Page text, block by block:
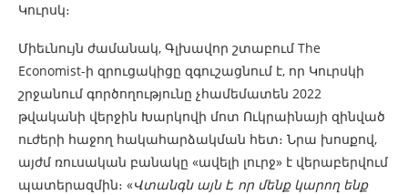
Կուրսկ։
Միեւնույն ժամանակ, Գլխավոր շտաբում The
Economist-ի զրուցակիցը զգուշացնում է, որ Կուրսկի
շրջանում գործողությունը չհամեմատեն 2022
թվականի վերջին Խարկովի մոտ Ուկրաինայի զինված
ուժերի հաջող հակահարձակման հետ։ Նրա խոսքով,
այժմ ռուսական բանակը «ավելի լուրջ» է վերաբերվում
պատերազմին։ «Վտանգն այն է, որ մենք կարող ենք